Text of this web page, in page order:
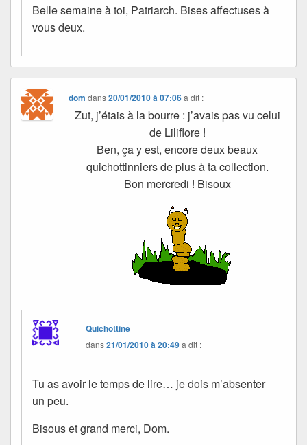
Belle semaine à toi, Patriarch. Bises affectuses à
vous deux.
dom dans20/01/2010 à 07:06 a dit :
Zut, j’étais à la bourre : j’avais pas vu celui
de Liliflore !
Ben, ça y est, encore deux beaux
quichottinniers de plus à ta collection.
Bon mercredi ! Bisoux
Quichottine
dans21/01/2010 à 20:49a dit :
Tu as avoir le temps de lire… je dois m’absenter
un peu.
Bisous et grand merci, Dom.